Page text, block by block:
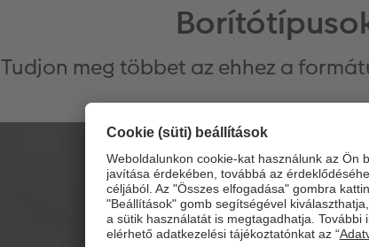
Tudjon meg többet az ehhez a